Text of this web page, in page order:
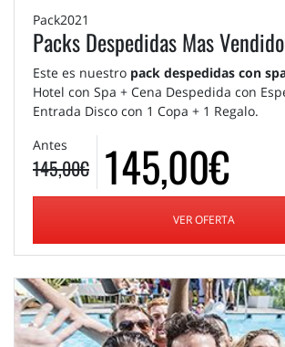
Pack2021
Packs Despedidas Mas
Este es nuestro pack despedidas con
Hotel con Spa + Cena Despedida con
Entrada Disco con 1 Copa + 1 Regalo.
Antes
145,00€ 145,00€
VER OFERTA